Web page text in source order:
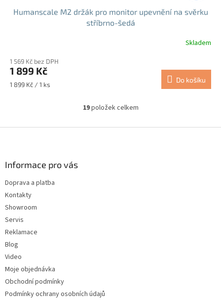
Humanscale M2 držák pro monitor upevnění na svěrku
stříbrno-šedá
Skladem
1 569 Kč bez DPH
1 899 Kč
Měrná
1 899 Kč / 1 ks
Do košíku
O
l
19položek celkem
Informace pro vás
Doprava a platba
Kontakty
Showroom
Servis
Reklamace
Blog
Video
Moje objednávka
Obchodní podmínky
Podmínky ochrany osobních údajů